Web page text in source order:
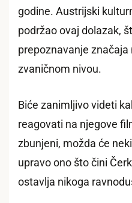
godine. Austrijski
podržao ovaj dolazak,
prepoznavanje značaja
zvaničnom nivou.
Biće zanimljivo videti
reagovati na njegove
zbunjeni, možda će
upravo ono što čini
ostavlja nikoga